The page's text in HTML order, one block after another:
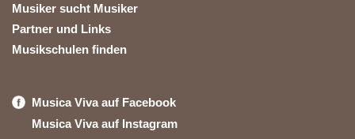
Musiker sucht Musiker
Partner und Links
Musikschulen finden
Musica Viva auf Facebook
Musica Viva auf Instagram